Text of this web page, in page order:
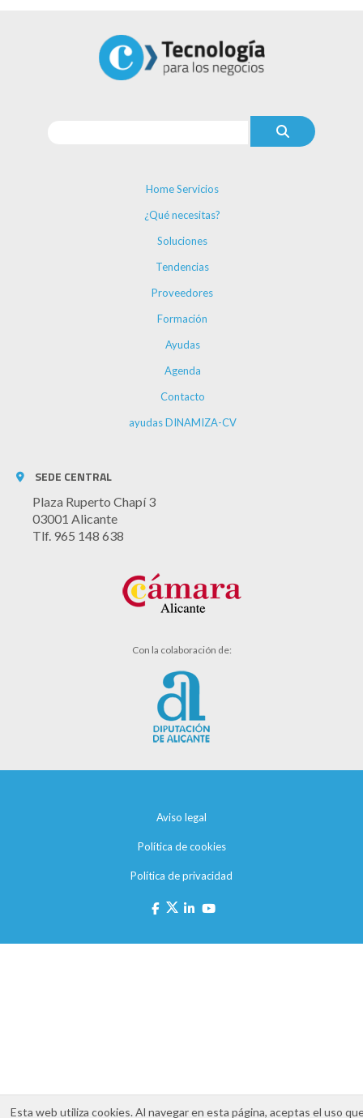
Home Servicios
¿Qué necesitas?
Soluciones
Tendencias
Proveedores
Formación
Ayudas
Agenda
Contacto
ayudas DINAMIZA-CV
SEDE CENTRAL
Plaza Ruperto Chapí 3
03001 Alicante
Tlf. 965 148 638
Con la colaboración de:
Aviso legal
Política de cookies
Política de privacidad
Esta web utiliza cookies. Al navegar en esta página, aceptas el uso